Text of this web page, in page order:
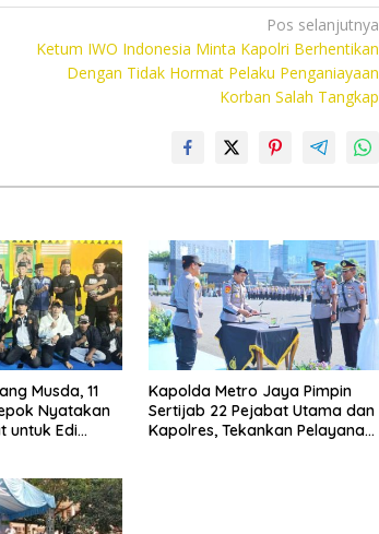
Pos selanjutnya
Ketum IWO Indonesia Minta Kapolri Berhentikan
Dengan Tidak Hormat Pelaku Penganiayaan
Korban Salah Tangkap
Musda, 11
Nyatakan
untuk Edi
Kapolda Metro Jaya Pimpin
Sertijab 22 Pejabat Utama dan
Kapolres, Tekankan Pelayanan